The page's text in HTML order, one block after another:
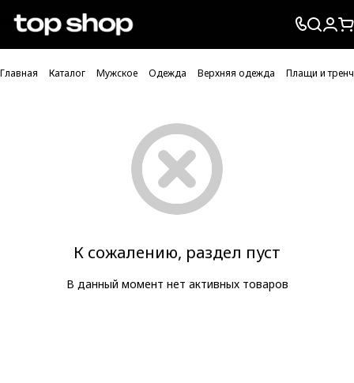
Проверка хлебных крошек
Главная Каталог Мужское Одежда Верхняя одежда Плащи и
К сожалению, раздел пуст
В данный момент нет активных товаров